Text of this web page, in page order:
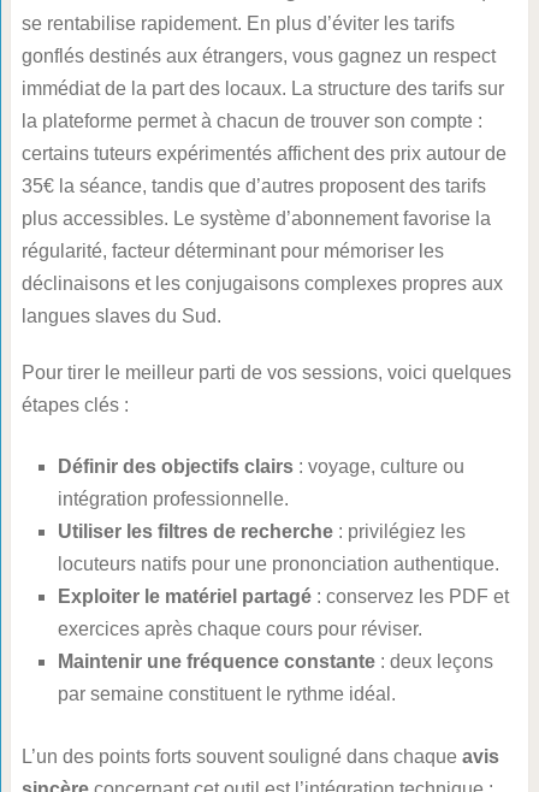
se rentabilise rapidement. En plus d’éviter les tarifs
gonflés destinés aux étrangers, vous gagnez un respect
immédiat de la part des locaux. La structure des tarifs sur
la plateforme permet à chacun de trouver son compte :
certains tuteurs expérimentés affichent des prix autour de
35€ la séance, tandis que d’autres proposent des tarifs
plus accessibles. Le système d’abonnement favorise la
régularité, facteur déterminant pour mémoriser les
déclinaisons et les conjugaisons complexes propres aux
langues slaves du Sud.
Pour tirer le meilleur parti de vos sessions, voici quelques
étapes clés :
Définir des objectifs clairs: voyage, culture ou
intégration professionnelle.
Utiliser les filtres de recherche: privilégiez les
locuteurs natifs pour une prononciation authentique.
Exploiter le matériel partagé: conservez les PDF et
exercices après chaque cours pour réviser.
Maintenir une fréquence constante: deux leçons
par semaine constituent le rythme idéal.
L’un des points forts souvent souligné dans chaque avis